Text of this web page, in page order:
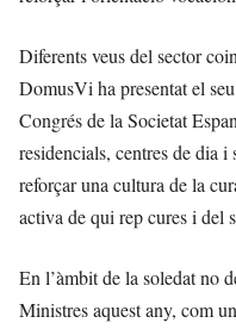
Diferents veus del sector
DomusVi ha presentat el
Congrés de la Societat
residencials, centres de dia
reforçar una cultura de la
activa de qui rep cures i del
En l’àmbit de la soledat no
Ministres aquest any, com